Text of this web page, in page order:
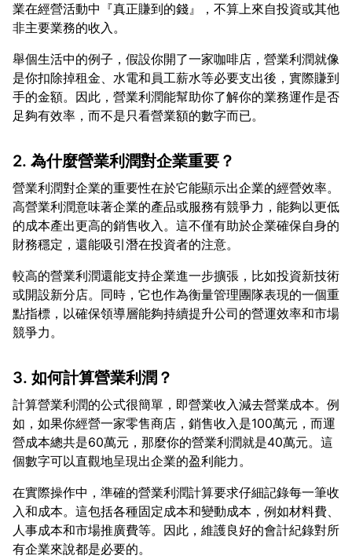
業在經營活動中『真正賺到的錢』，不算上來自投資或其他
舉個生活中的例子，假設你開了一家咖啡店，營業利潤就像
是你扣除掉租金、水電和員工薪水等必要支出後，實際賺到
手的金額。因此，營業利潤能幫助你了解你的業務運作是否
2. 為什麼營業利潤對企業重要？
營業利潤對企業的重要性在於它能顯示出企業的經營效率。
高營業利潤意味著企業的產品或服務有競爭力，能夠以更低
的成本產出更高的銷售收入。這不僅有助於企業確保自身的
較高的營業利潤還能支持企業進一步擴張，比如投資新技術
或開設新分店。同時，它也作為衡量管理團隊表現的一個重
點指標，以確保領導層能夠持續提升公司的營運效率和市場
3. 如何計算營業利潤？
計算營業利潤的公式很簡單，即營業收入減去營業成本。例
如，如果你經營一家零售商店，銷售收入是100萬元，而運
營成本總共是60萬元，那麼你的營業利潤就是40萬元。這
在實際操作中，準確的營業利潤計算要求仔細記錄每一筆收
入和成本。這包括各種固定成本和變動成本，例如材料費、
人事成本和市場推廣費等。因此，維護良好的會計紀錄對所